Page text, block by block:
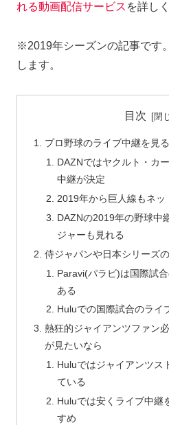
れる動画配信サービス を詳し
※2019年シーズンの記事です
します。
目次
プロ野球のライブ中継を見
DAZNではヤクルト・カ
中継が決定
2019年から巨人線もネッ
DAZNの2019年の野球中
ジャーも見れる
侍ジャパンや日本シリーズ
Paravi(パラビ)は国際試
ある
Huluでの国際試合のライ
熱狂的ジャイアンツファン
が見たいなら
Huluではジャイアンツス
ている
Huluでは安くライブ中継
すめ